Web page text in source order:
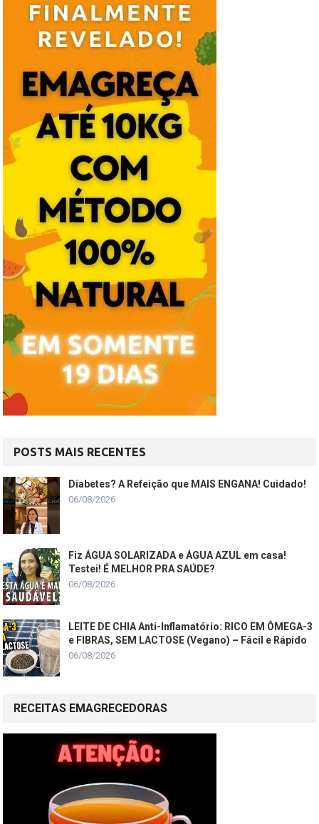
POSTS MAIS RECENTES
Diabetes? A Refeição que MAIS ENGANA! Cuidado!
06/08/2026
Fiz ÁGUA SOLARIZADA e ÁGUA AZUL em casa!
Testei! É MELHOR PRA SAÚDE?
06/08/2026
LEITE DE CHIA Anti-Inflamatório: RICO EM ÔMEGA-3
e FIBRAS, SEM LACTOSE (Vegano) – Fácil e Rápido
06/08/2026
RECEITAS EMAGRECEDORAS